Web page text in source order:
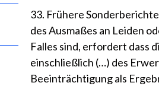
33. Frühere
des Ausmaßes an Leiden
Falles sind, erfordert dass
einschließlich (…) des
Beeinträchtigung als